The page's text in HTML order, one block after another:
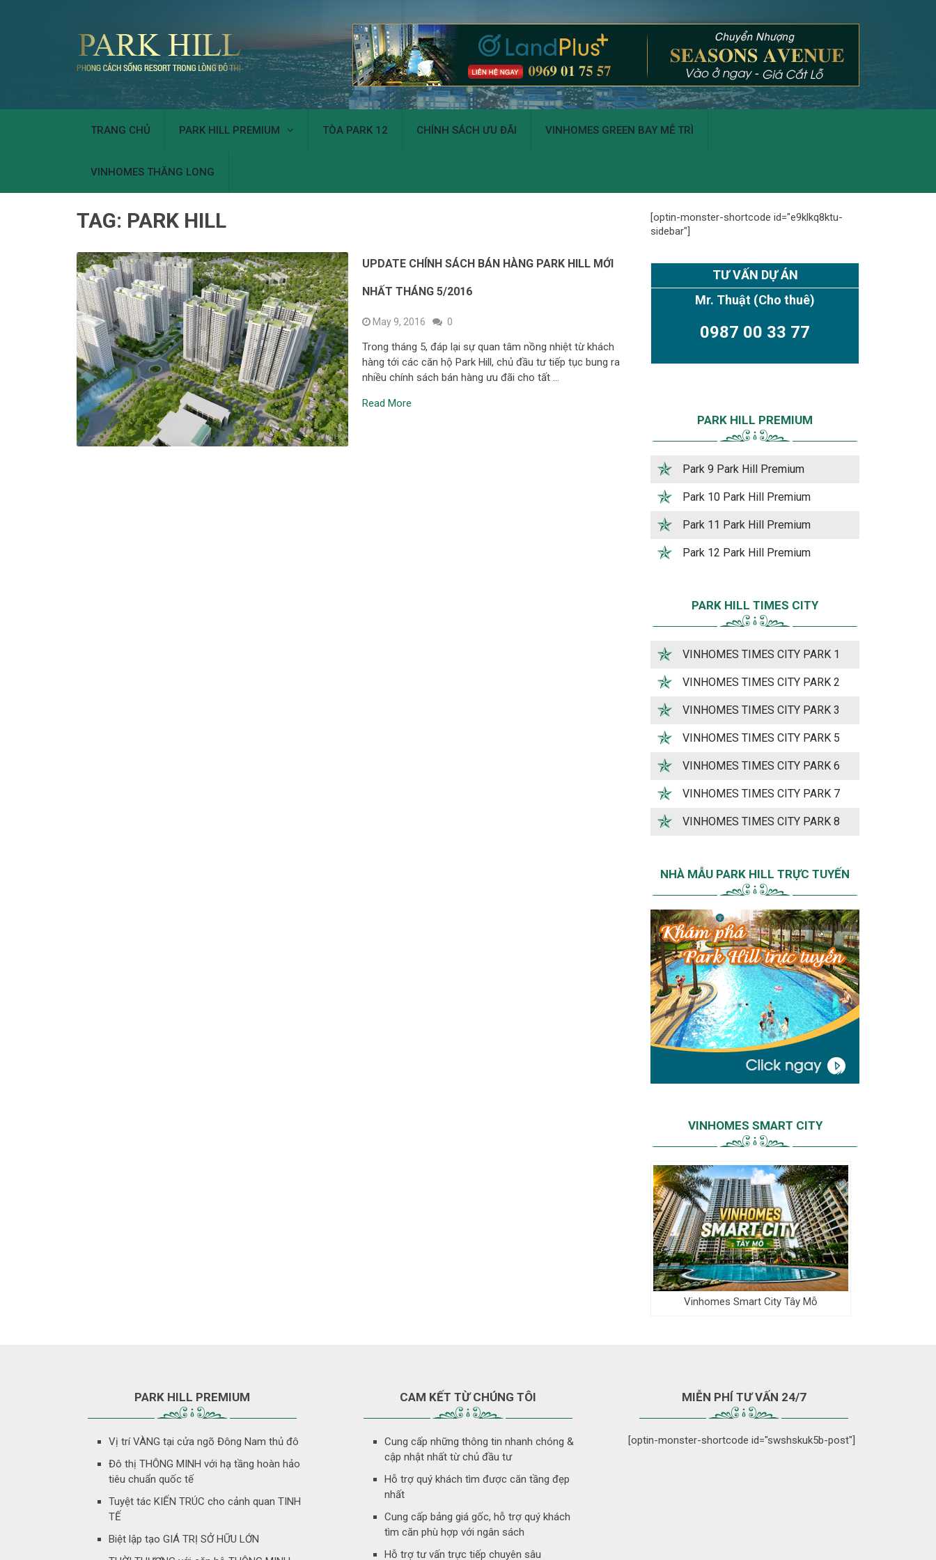
TRANG CHỦ PARK HILL PREMIUM TÒA PARK 12 CHÍNH SÁCH ƯU ĐÃI VINHOMES GREEN BAY MỄ TRÌ
VINHOMES THĂNG LONG
TAG: PARK HILL
UPDATE CHÍNH SÁCH BÁN HÀNG PARK HILL MỚI
NHẤT THÁNG 5/2016
May 9, 2016 0
Trong tháng 5, đáp lại sự quan tâm nồng nhiệt từ khách
hàng tới các căn hộ Park Hill, chủ đầu tư tiếp tục bung ra
nhiều chính sách bán hàng ưu đãi cho tất …
Read More
[optin-monster-shortcode id="e9klkq8ktu-
sidebar"]
TƯ VẤN DỰ ÁN
Mr. Thuật (Cho thuê)
0987 00 33 77
PARK HILL PREMIUM
Park 9 Park Hill Premium
Park 10 Park Hill Premium
Park 11 Park Hill Premium
Park 12 Park Hill Premium
PARK HILL TIMES CITY
VINHOMES TIMES CITY PARK 1
VINHOMES TIMES CITY PARK 2
VINHOMES TIMES CITY PARK 3
VINHOMES TIMES CITY PARK 5
VINHOMES TIMES CITY PARK 6
VINHOMES TIMES CITY PARK 7
VINHOMES TIMES CITY PARK 8
NHÀ MẪU PARK HILL TRỰC TUYẾN
VINHOMES SMART CITY
Vinhomes Smart City Tây Mỗ
PARK HILL PREMIUM
Vị trí VÀNG tại cửa ngõ Đông Nam thủ đô
Đô thị THÔNG MINH với hạ tầng hoàn hảo
tiêu chuẩn quốc tế
Tuyệt tác KIẾN TRÚC cho cảnh quan TINH
TẾ
Biệt lập tạo GIÁ TRỊ SỞ HỮU LỚN
CAM KẾT TỪ CHÚNG TÔI
Cung cấp những thông tin nhanh chóng &
cập nhật nhất từ chủ đầu tư
Hỗ trợ quý khách tìm được căn tầng đẹp
nhất
Cung cấp bảng giá gốc, hỗ trợ quý khách
tìm căn phù hợp với ngân sách
Hỗ trợ tư vấn trực tiếp chuyên sâu
MIỄN PHÍ TƯ VẤN 24/7
[optin-monster-shortcode id="swshskuk5b-post"]